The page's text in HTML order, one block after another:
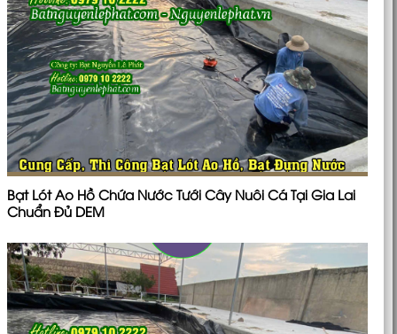
Bạt Lót Ao Hồ Chứa Nước Tưới Cây Nuôi Cá Tại Gia Lai
Chuẩn Đủ DEM